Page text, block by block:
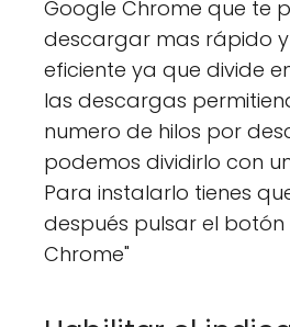
Google Chrome que te
descargar mas rápido
eficiente ya que divide
las descargas
numero de hilos por
podemos dividirlo con
Para instalarlo tienes
después pulsar el botón
Chrome"